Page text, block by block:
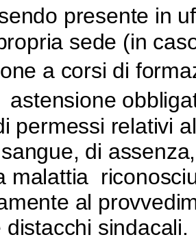
presente in
sede (in
a corsi di
astensione
permessi relativi
di
malattia
al
distacchi sindacali.